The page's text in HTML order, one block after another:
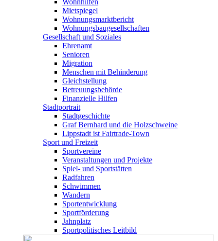
Wohnhilfen
Mietspiegel
Wohnungsmarktbericht
Wohnungsbaugesellschaften
Gesellschaft und Soziales
Ehrenamt
Senioren
Migration
Menschen mit Behinderung
Gleichstellung
Betreuungsbehörde
Finanzielle Hilfen
Stadtportrait
Stadtgeschichte
Graf Bernhard und die Holzschweine
Lippstadt ist Fairtrade-Town
Sport und Freizeit
Sportvereine
Veranstaltungen und Projekte
Spiel- und Sportstätten
Radfahren
Schwimmen
Wandern
Sportentwicklung
Sportförderung
Jahnplatz
Sportpolitisches Leitbild